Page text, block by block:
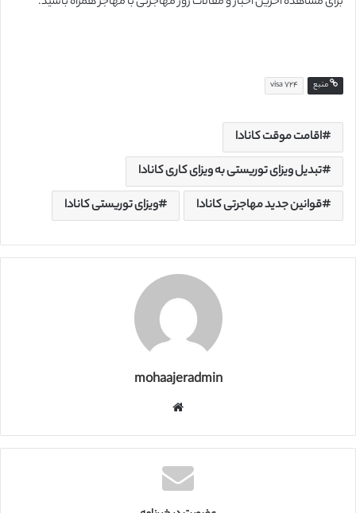
منبع visa 724
اقامت موقت کانادا
تبدیل ویزای توریستی به ویزای کاری کانادا
قوانین جدید مهاجرتی کانادا
ویزای توریستی کانادا
mohaajeradmin
س
ا
ی